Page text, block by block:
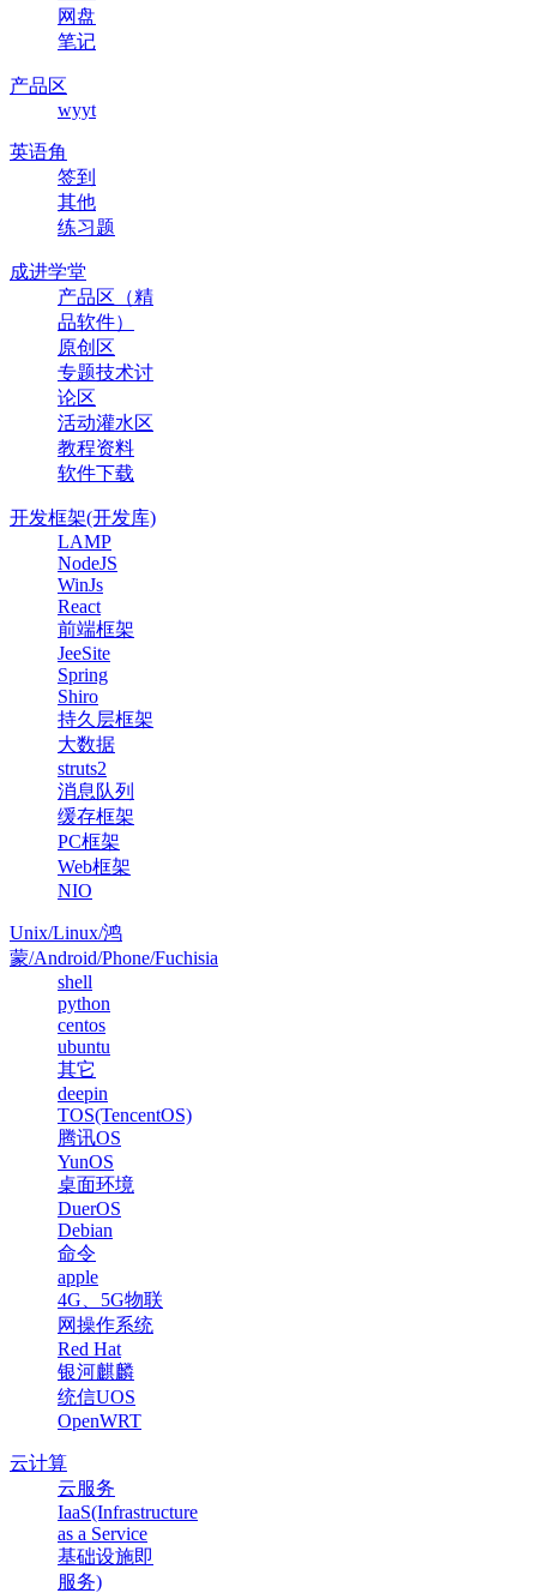
网盘
笔记
产品区
wyyt
英语角
签到
其他
练习题
成进学堂
产品区（精
品软件）
原创区
专题技术讨
论区
活动灌水区
教程资料
软件下载
开发框架(开发库)
LAMP
NodeJS
WinJs
React
前端框架
JeeSite
Spring
Shiro
持久层框架
大数据
struts2
消息队列
缓存框架
PC框架
Web框架
NIO
Unix/Linux/鸿
蒙/Android/Phone/Fuchisia
shell
python
centos
ubuntu
其它
deepin
TOS(TencentOS)
腾讯OS
YunOS
桌面环境
DuerOS
Debian
命令
apple
4G、5G物联
网操作系统
Red Hat
银河麒麟
统信UOS
OpenWRT
云计算
云服务
IaaS(Infrastructure
as a Service
基础设施即
服务)